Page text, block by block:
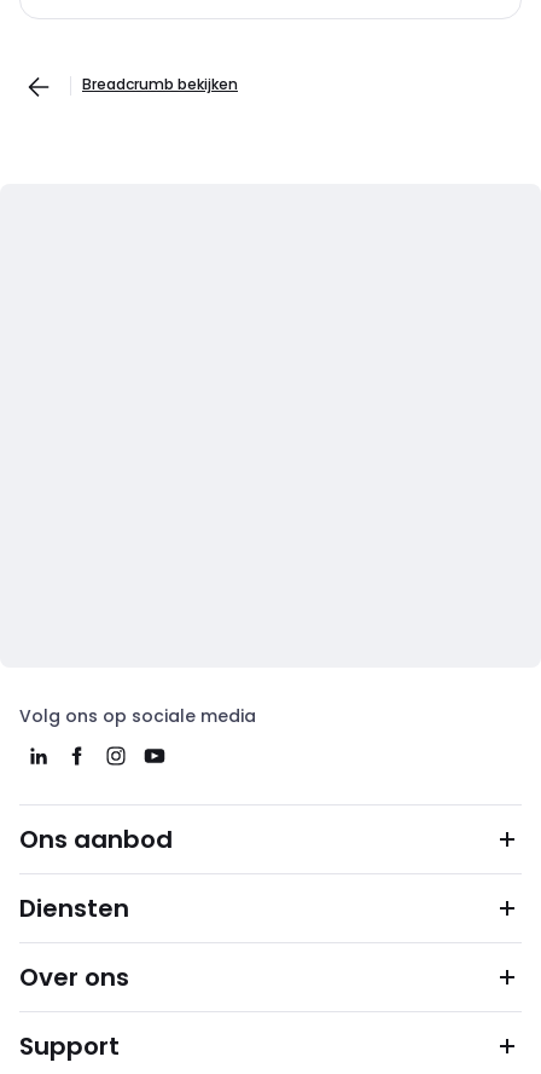
Breadcrumb bekijken
Volg ons op sociale media
Ons aanbod
Diensten
Over ons
Support